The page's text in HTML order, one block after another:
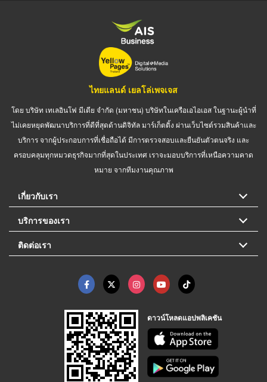
ไทยแลนด์ เยลโล่เพจเจส
โดย บริษัท เทเลอินโฟ มีเดีย จำกัด (มหาชน) บริษัทในเครือเอไอเอส ในฐานะผู้นำที่
ไม่เคยหยุดพัฒนาบริการที่ดีที่สุดด้านดิจิทัล มาร์เก็ตติ้ง ผ่านเว็บไซต์รวมสินค้าและ
บริการ จากผู้ประกอบการที่เชื่อถือได้ มีการตรวจสอบและยืนยันตัวตนจริง และ
ครอบคลุมทุกหมวดธุรกิจมากที่สุดในประเทศ เราจะมอบบริการที่เหนือความคาด
หมาย จากทีมงานคุณภาพ
เกี่ยวกับเรา
บริการของเรา
ติดต่อเรา
ดาวน์โหลดแอปพลิเคชัน